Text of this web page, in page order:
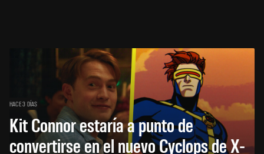
HACE 3 DÍAS
Kit Connor estaría a punto de
convertirse en el nuevo Cyclops de X-